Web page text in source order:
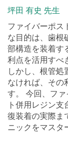
坪田 有史 先生
ファイバーポス
な目的は、歯根
部構造を装着す
利点を活用すべ
しかし、根管処
なければ、その
す。 今回、フ
ト併用レジン
復装着の実際ま
ニックをマスタ